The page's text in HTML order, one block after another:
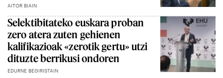
AITOR BIAIN
Selektibitateko euskara proban
zero atera zuten gehienen
kalifikazioak «zerotik gertu» utzi
dituzte berrikusi ondoren
EDURNE BEGIRISTAIN